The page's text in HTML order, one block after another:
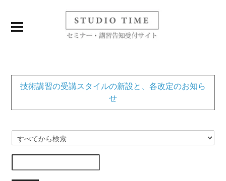
技術講習の受講スタイルの新設と、各改定のお知ら
せ